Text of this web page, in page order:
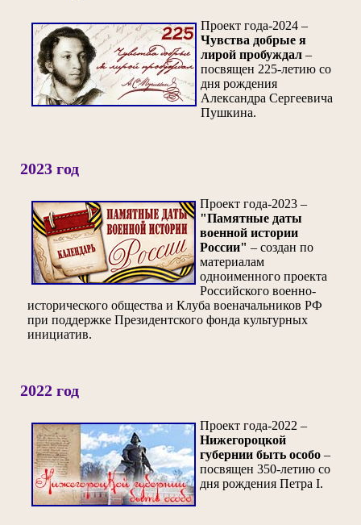
Проект года-2024 –
Чувства добрые я
лирой пробуждал –
посвящен 225-летию со
дня рождения
Александра Сергеевича
Пушкина.
2023 год
Проект года-2023 –
"Памятные даты
военной истории
России" – создан по
материалам
одноименного проекта
Российского военно-
исторического общества и Клуба военачальников РФ
при поддержке Президентского фонда культурных
инициатив.
2022 год
Проект года-2022 –
Нижегороцкой
губернии быть особо –
посвящен 350-летию со
дня рождения Петра I.